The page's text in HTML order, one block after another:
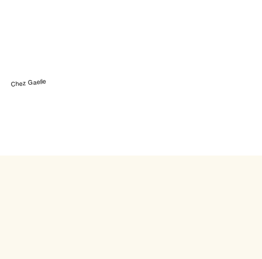
Chez Gaelle